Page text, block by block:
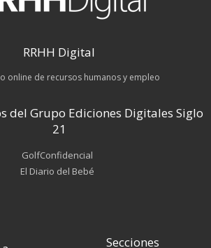
RRHH Digital
online de recursos humanos y empleo
del Grupo Ediciones Digitales Siglo
21
GolfConfidencial
El Diario del Bebé
Secciones